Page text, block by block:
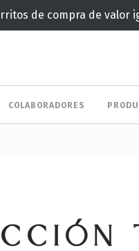
de compra de valor
COLABORADORES